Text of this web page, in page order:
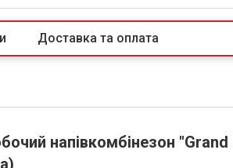
Доставка та оплата
напівкомбінезон